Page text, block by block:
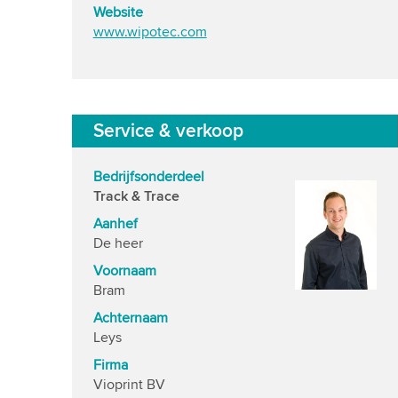
Website
www.wipotec.com
Service & verkoop
Bedrijfsonderdeel
Track & Trace
Aanhef
De heer
Voornaam
Bram
Achternaam
Leys
Firma
Vioprint BV